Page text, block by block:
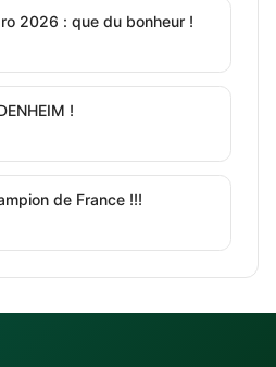
2026 : que du bonheur !
!
de France !!!